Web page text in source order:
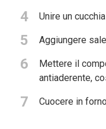
4 Unire un
5 Aggiungere
6
Mettere il
antiaderente,
7 Cuocere in